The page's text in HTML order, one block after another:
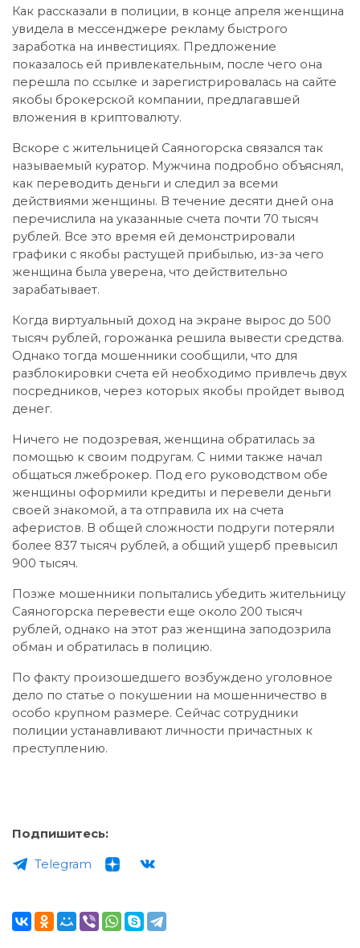
Как рассказали в полиции, в конце апреля женщина
увидела в мессенджере рекламу быстрого
заработка на инвестициях. Предложение
показалось ей привлекательным, после чего она
перешла по ссылке и зарегистрировалась на сайте
якобы брокерской компании, предлагавшей
вложения в криптовалюту.
Вскоре с жительницей Саяногорска связался так
называемый куратор. Мужчина подробно объяснял,
как переводить деньги и следил за всеми
действиями женщины. В течение десяти дней она
перечислила на указанные счета почти 70 тысяч
рублей. Все это время ей демонстрировали
графики с якобы растущей прибылью, из-за чего
женщина была уверена, что действительно
зарабатывает.
Когда виртуальный доход на экране вырос до 500
тысяч рублей, горожанка решила вывести средства.
Однако тогда мошенники сообщили, что для
разблокировки счета ей необходимо привлечь двух
посредников, через которых якобы пройдет вывод
денег.
Ничего не подозревая, женщина обратилась за
помощью к своим подругам. С ними также начал
общаться лжеброкер. Под его руководством обе
женщины оформили кредиты и перевели деньги
своей знакомой, а та отправила их на счета
аферистов. В общей сложности подруги потеряли
более 837 тысяч рублей, а общий ущерб превысил
900 тысяч.
Позже мошенники попытались убедить жительницу
Саяногорска перевести еще около 200 тысяч
рублей, однако на этот раз женщина заподозрила
обман и обратилась в полицию.
По факту произошедшего возбуждено уголовное
дело по статье о покушении на мошенничество в
особо крупном размере. Сейчас сотрудники
полиции устанавливают личности причастных к
преступлению.
Подпишитесь:
Telegram